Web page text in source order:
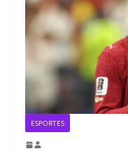
ESPORTES